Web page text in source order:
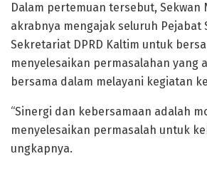
Dalam pertemuan tersebut, Sekwan
akrabnya mengajak seluruh Pejabat
Sekretariat DPRD Kaltim untuk
menyelesaikan permasalahan yang
bersama dalam melayani kegiatan
“Sinergi dan kebersamaan adalah
menyelesaikan permasalah untuk
ungkapnya.